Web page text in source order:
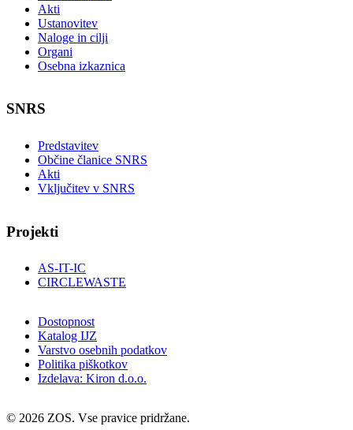
Akti
Ustanovitev
Naloge in cilji
Organi
Osebna izkaznica
SNRS
Predstavitev
Občine članice SNRS
Akti
Vključitev v SNRS
Projekti
AS-IT-IC
CIRCLEWASTE
© 2026 ZOS. Vse pravice pridržane.
Dostopnost
Katalog IJZ
Varstvo osebnih podatkov
Politika piškotkov
Izdelava: Kiron d.o.o.